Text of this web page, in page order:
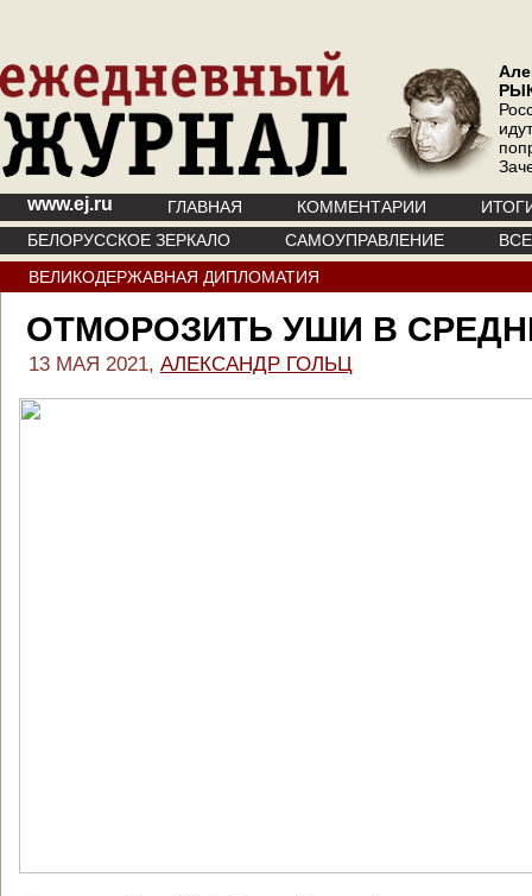
www.ej.ru ГЛАВНАЯ КОММЕНТАРИИ
БЕЛОРУССКОЕ ЗЕРКАЛО
САМОУПРАВЛЕНИЕ
ВЕЛИКОДЕРЖАВНАЯ ДИПЛОМАТИЯ
ОТМОРОЗИТЬ УШИ В
13 МАЯ 2021, АЛЕКСАНДР ГОЛЬЦ